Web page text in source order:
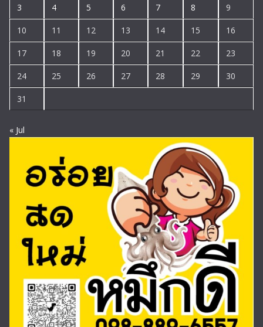
3 4 5 6 7 8 9
10 11 12 13 14 15 16
17 18 19 20 21 22 23
24 25 26 27 28 29 30
31
« Jul